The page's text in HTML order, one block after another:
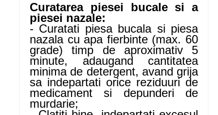
Curatarea piesei bucale si a
piesei nazale:
- Curatati piesa bucala si piesa
nazala cu apa fierbinte (max. 60
grade) timp de aproximativ 5
minute, adaugand cantitatea
minima de detergent, avand grija
sa indepartati orice reziduuri de
medicament si depunderi de
murdarie;